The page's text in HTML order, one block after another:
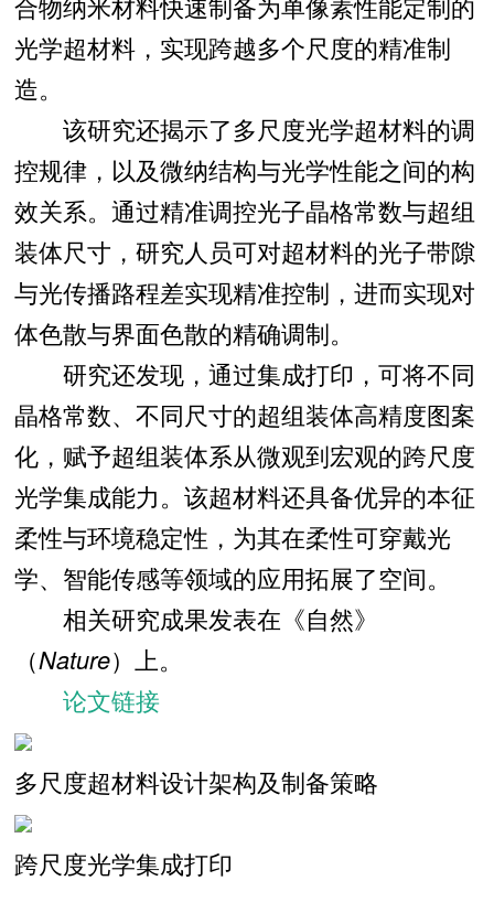
光学超材料，实现跨越多个尺度的精准制
造。
该研究还揭示了多尺度光学超材料的调
控规律，以及微纳结构与光学性能之间的构
效关系。通过精准调控光子晶格常数与超组
装体尺寸，研究人员可对超材料的光子带隙
与光传播路程差实现精准控制，进而实现对
体色散与界面色散的精确调制。
研究还发现，通过集成打印，可将不同
晶格常数、不同尺寸的超组装体高精度图案
化，赋予超组装体系从微观到宏观的跨尺度
光学集成能力。该超材料还具备优异的本征
柔性与环境稳定性，为其在柔性可穿戴光
学、智能传感等领域的应用拓展了空间。
相关研究成果发表在《自然》
（Nature）上。
论文链接
多尺度超材料设计架构及制备策略
跨尺度光学集成打印